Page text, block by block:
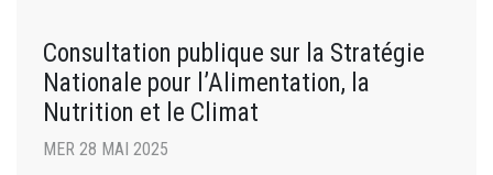
Consultation publique sur la Stratégie
Nationale pour l’Alimentation, la
Nutrition et le Climat
MER 28 MAI 2025